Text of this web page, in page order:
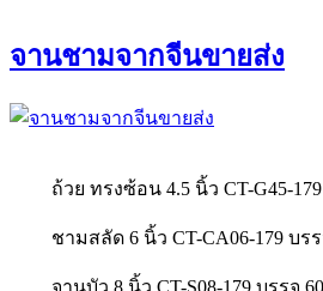
จานชามจากจีนขายส่ง
ถ้วย ทรงซ้อน 4.5 นิ้ว CT-G45-
ชามสลัด 6 นิ้ว CT-CA06-179 บรร
จานบัว 8 นิ้ว CT-S08-179 บรรจุ